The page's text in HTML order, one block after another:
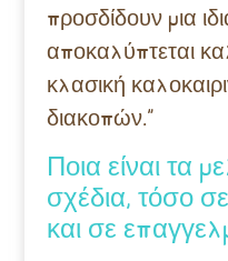
προσδίδουν μια
αποκαλύπτεται
κλασική
διακοπών.”
Ποια είναι τα
σχέδια, τόσο
και σε